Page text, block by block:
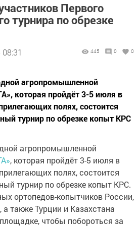
Первого
турнира по обрезке
445 0 0
агропромышленной
которая пройдёт 3-5 июля в
полях, состоится
турнир по обрезке копыт КРС
агропромышленной
, которая пройдёт 3-5 июля в
полях, состоится
турнир по обрезке копыт КРС.
ортопедов-копытчиков России,
а также Турции и Казахстана
чтобы побороться за